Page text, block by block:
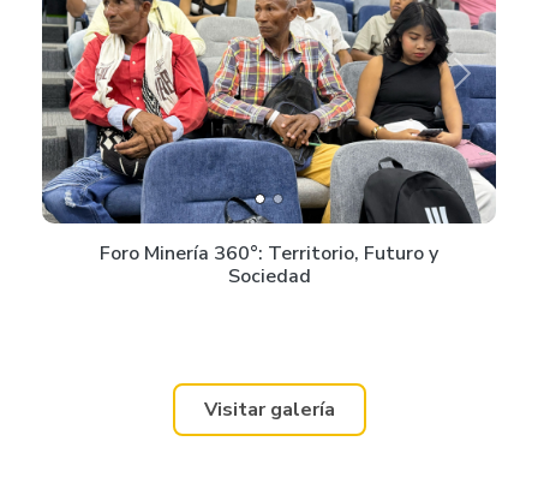
Previous Next
Foro Minería 360°: Territorio, Futuro y
Sociedad
Visitar galería